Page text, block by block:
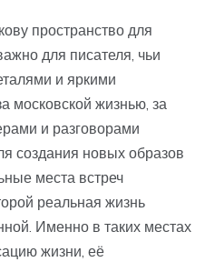
пространство для
для писателя, чьи
и яркими
московской жизнью, за
и разговорами
создания новых образов
места встреч
реальная жизнь
Именно в таких местах
жизни, её